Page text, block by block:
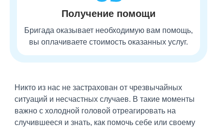
Получение помощи
Бригада оказывает необходимую вам помощь,
вы оплачиваете стоимость оказанных услуг.
Никто из нас не застрахован от чрезвычайных
ситуаций и несчастных случаев. В такие моменты
важно с холодной головой отреагировать на
случившееся и знать, как помочь себе или своему